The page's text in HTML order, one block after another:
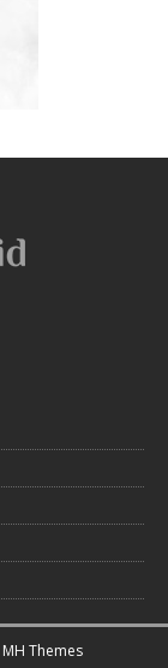
MH Themes